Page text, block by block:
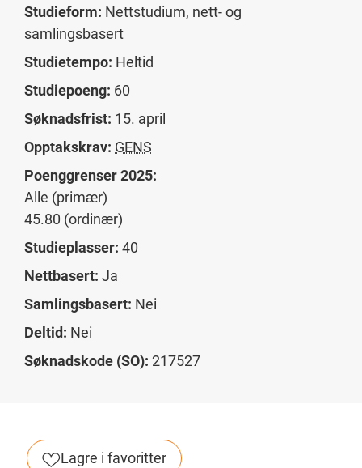
Studieform: Nettstudium, nett- og
samlingsbasert
Studietempo: Heltid
Studiepoeng: 60
Søknadsfrist: 15. april
Opptakskrav: GENS
Poenggrenser 2025:
Alle (primær)
45.80 (ordinær)
Studieplasser: 40
Nettbasert: Ja
Samlingsbasert: Nei
Deltid: Nei
Søknadskode (SO): 217527
Lagre i favoritter